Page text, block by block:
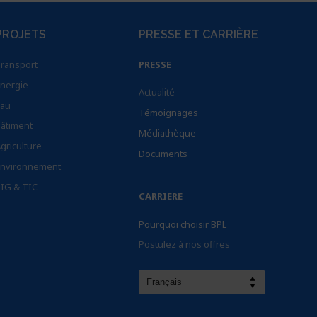
& TIC
PRESSE ET CARRIÈRE
PRESSE
Actualité
Témoignages
Médiathèque
Documents
CARRIERE
Pourquoi choisir BPL
Postulez à nos offres